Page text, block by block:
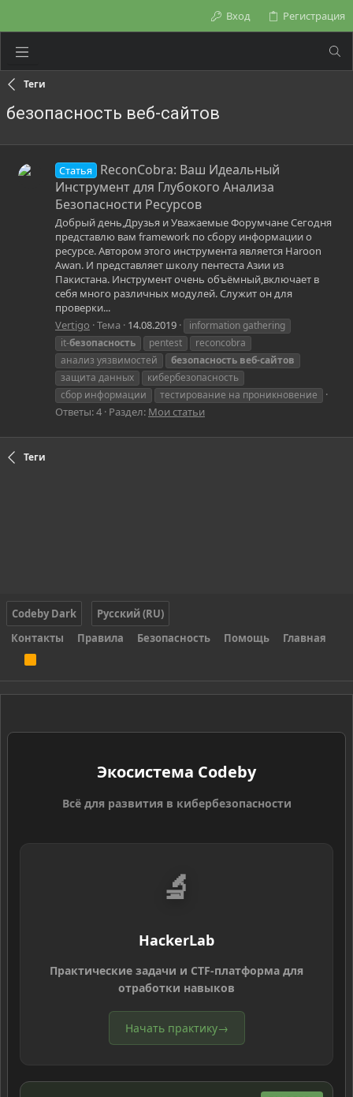
Вход Регистрация
Теги
безопасность веб-сайтов
Статья
ReconCobra: Ваш Идеальный
Инструмент для Глубокого Анализа
Безопасности Ресурсов
Добрый день,Друзья и Уважаемые Форумчане Сегодня
представлю вам framework по сбору информации о
ресурсе. Автором этого инструмента является Haroon
Awan. И представляет школу пентеста Азии из
Пакистана. Инструмент очень объёмный,включает в
себя много различных модулей. Служит он для
проверки...
Vertigo Тема 14.08.2019
information gathering
it-безопасность pentest
reconcobra
анализ уязвимостей
безопасность веб-сайтов
защита данных
кибербезопасность
сбор информации
тестирование на проникновение
Ответы: 4 Раздел: Мои статьи
Теги
Codeby Dark
Русский (RU)
Контакты
Правила Безопасность Помощь Главная
S
Экосистема Codeby
Всё для развития в кибербезопасности
🔬
HackerLab
Практические задачи и CTF-платформа для
отработки навыков
Начать практику→